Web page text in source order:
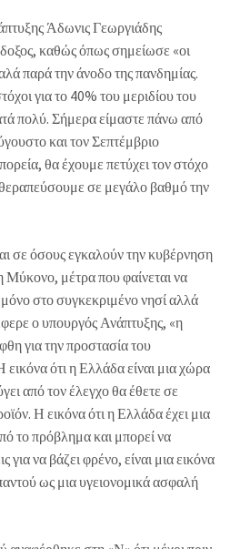
Άδωνις Γεωργιάδης
καθώς όπως σημείωσε «οι
παρά την άνοδο της πανδημίας.
για το 40% του μεριδίου του
πολύ. Σήμερα είμαστε πάνω από
και τον Σεπτέμβριο
θα έχουμε πετύχει τον στόχο
σε μεγάλο βαθμό την
σε όσους εγκαλούν την κυβέρνηση
Μύκονο, μέτρα που φαίνεται να
μόνο στο συγκεκριμένο νησί αλλά
ο υπουργός Ανάπτυξης, «η
για την προστασία του
εικόνα ότι η Ελλάδα είναι μια χώρα
από τον έλεγχο θα έθετε σε
Η εικόνα ότι η Ελλάδα έχει μια
το πρόβλημα και μπορεί να
να βάζει φρένο, είναι μια εικόνα
ως μια υγειονομικά ασφαλή